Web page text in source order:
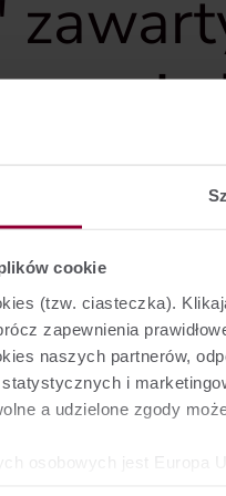
cookie
(tzw. ciasteczka).
zapewnienia
naszych partnerów,
i
a udzielone zgody
osobowych jest Europa
S.A. uprzejmie
Czysta Energia
2,2360%.